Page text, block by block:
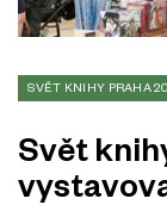
SVĚT KNIHY PRAHA
Svět